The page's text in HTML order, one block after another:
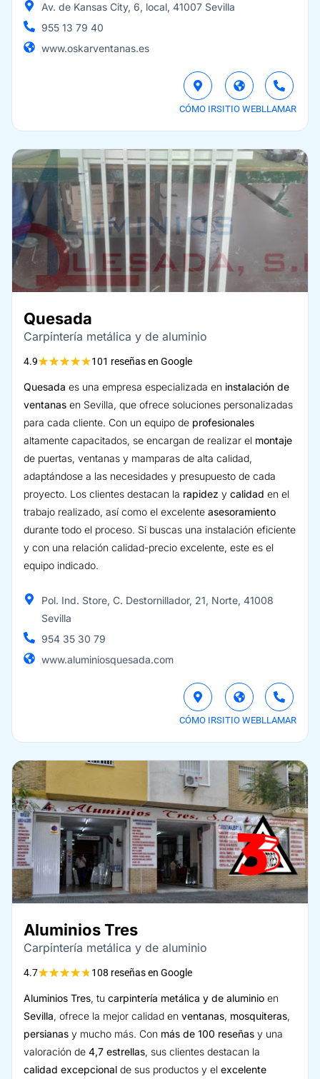
Av. de Kansas City, 6, local, 41007 Sevilla
955 13 79 40
www.oskarventanas.es
CÓMO IRSITIO WEBLLAMAR
Quesada
Carpintería metálica y de aluminio
4.9★★★★★101 reseñas en Google
Quesada es una empresa especializada en instalación de
ventanas en Sevilla, que ofrece soluciones personalizadas
para cada cliente. Con un equipo de profesionales
altamente capacitados, se encargan de realizar el montaje
de puertas, ventanas y mamparas de alta calidad,
adaptándose a las necesidades y presupuesto de cada
proyecto. Los clientes destacan la rapidez y calidad en el
trabajo realizado, así como el excelente asesoramiento
durante todo el proceso. Si buscas una instalación eficiente
y con una relación calidad-precio excelente, este es el
equipo indicado.
Pol. Ind. Store, C. Destornillador, 21, Norte, 41008
Sevilla
954 35 30 79
www.aluminiosquesada.com
CÓMO IRSITIO WEBLLAMAR
Aluminios Tres
Carpintería metálica y de aluminio
4.7★★★★★ 108 reseñas en Google
Aluminios Tres, tu carpintería metálica y de aluminio en
Sevilla, ofrece la mejor calidad en ventanas, mosquiteras,
persianas y mucho más. Con más de 100 reseñas y una
valoración de 4,7 estrellas, sus clientes destacan la
calidad excepcional de sus productos y el excelente